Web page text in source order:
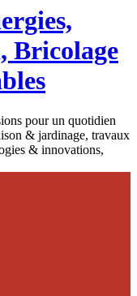
Bricolage
pour un quotidien
& jardinage, travaux
& innovations,